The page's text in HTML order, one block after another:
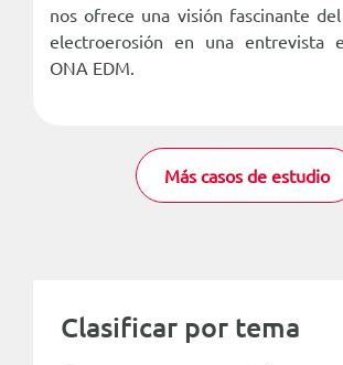
nos ofrece una visión fascinante
electroerosión en una entrevista
ONA EDM.
Más casos de estudio
Clasificar por tema